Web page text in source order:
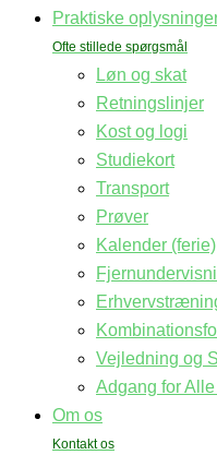
Praktiske
Løn og skat
Retningslinjer
Kost og logi
Studiekort
Transport
Prøver
Kalender (ferie)
Vejledning og
Adgang for
Om os